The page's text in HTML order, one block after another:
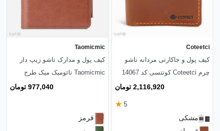
Coteetci
کیف پول و جاکارتی مردانه تاشو
چرم Coteetci کوتتسی کد 14067
2,116,920 تومان
5
★
مشکی
Taomicmic
کیف پول و مدارک تاشو زیپ دار
Taomicmic تائومیک میک طرح
977,040 تومان
قرمز